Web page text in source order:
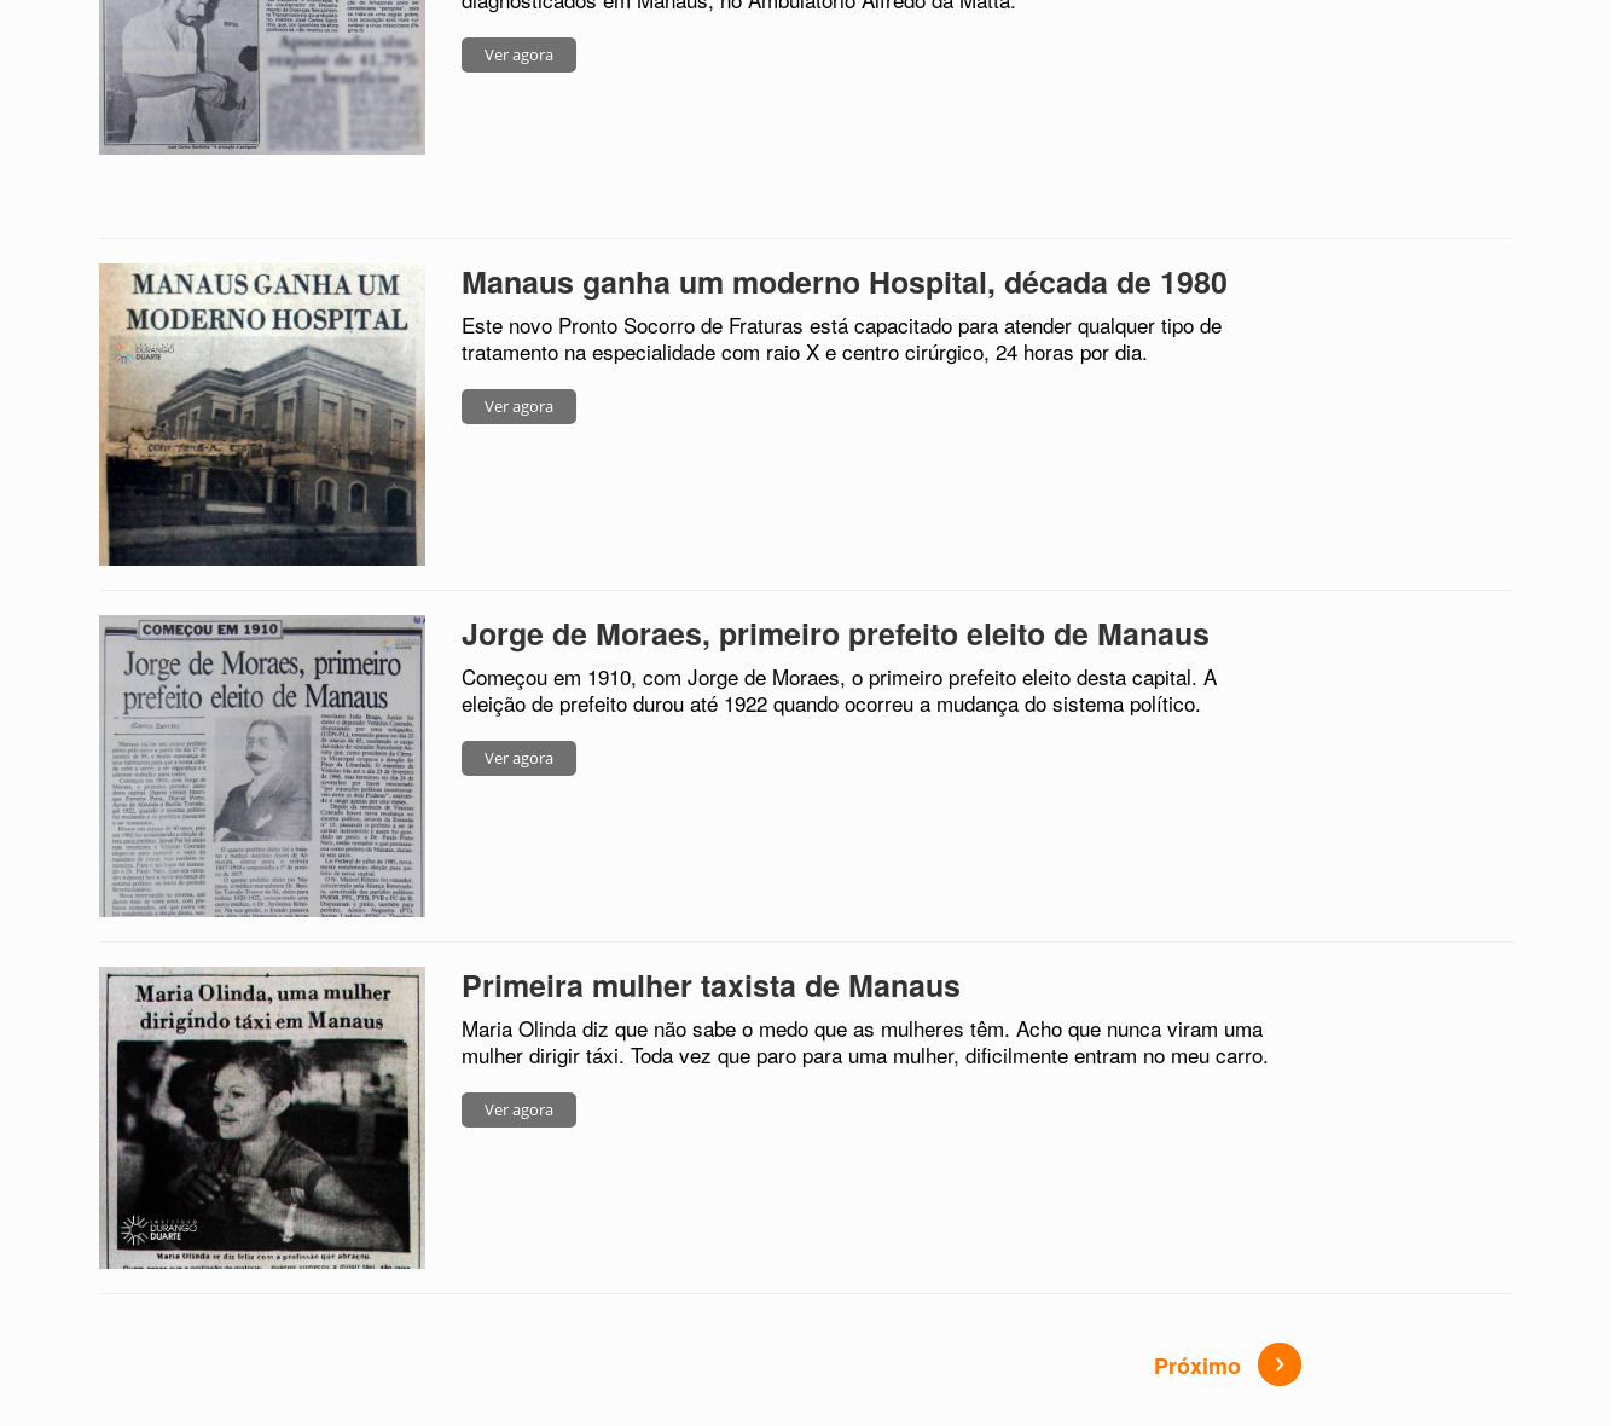
Ver agora
Manaus ganha um moderno Hospital, década de 1980
Este novo Pronto Socorro de Fraturas está capacitado para atender qualquer tipo de
tratamento na especialidade com raio X e centro cirúrgico, 24 horas por dia.
Ver agora
Jorge de Moraes, primeiro prefeito eleito de Manaus
Começou em 1910, com Jorge de Moraes, o primeiro prefeito eleito desta capital. A
eleição de prefeito durou até 1922 quando ocorreu a mudança do sistema político.
Ver agora
Primeira mulher taxista de Manaus
Maria Olinda diz que não sabe o medo que as mulheres têm. Acho que nunca viram uma
mulher dirigir táxi. Toda vez que paro para uma mulher, dificilmente entram no meu carro.
Ver agora
Próximo